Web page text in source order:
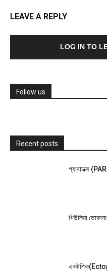
LEAVE A REPLY
LOG IN TO
Follow us
Recent posts
প্যারাডক্স
গিউলিয়া